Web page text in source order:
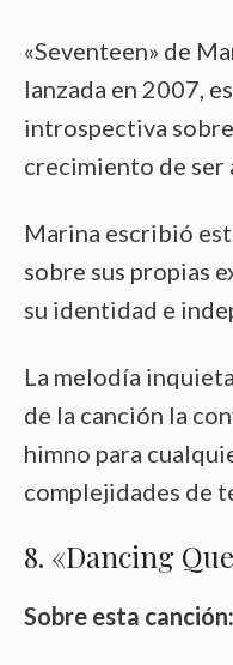
«Seventeen» de
lanzada en 2007,
introspectiva
crecimiento de ser
Marina escribió
sobre sus propias
su identidad e
La melodía
de la canción la
himno para
complejidades de
8. «Dancing
Sobre esta canción: